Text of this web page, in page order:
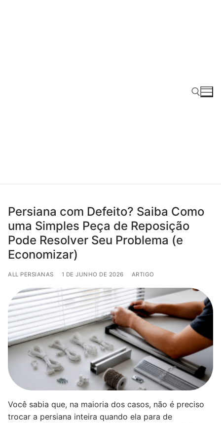
Persiana com Defeito? Saiba Como
uma Simples Peça de Reposição
Pode Resolver Seu Problema (e
Economizar)
ALL PERSIANAS 1 DE JUNHO DE 2026 ARTIGO
Você sabia que, na maioria dos casos, não é preciso
trocar a persiana inteira quando ela para de